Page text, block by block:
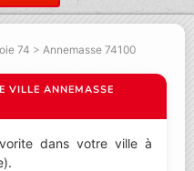
74 > Annemasse 74100
VILLE ANNEMASSE
dans votre ville à